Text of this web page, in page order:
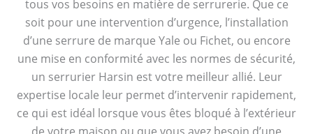
tous vos besoins en matière de serrurerie. Que ce
soit pour une intervention d’urgence, l’installation
d’une serrure de marque Yale ou Fichet, ou encore
une mise en conformité avec les normes de sécurité,
un serrurier Harsin est votre meilleur allié. Leur
expertise locale leur permet d’intervenir rapidement,
ce qui est idéal lorsque vous êtes bloqué à l’extérieur